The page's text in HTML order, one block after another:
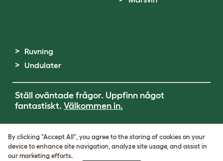
Ruvning
Undulater
Ställ oväntade frågor. Uppfinn något
fantastiskt. Välkommen in.
Cookie & Privacy Policy
Cookie Settings
By clicking "Accept All", you agree to the storing of cookies on your
device to enhance site navigation, analyze site usage, and assist in
our marketing efforts.